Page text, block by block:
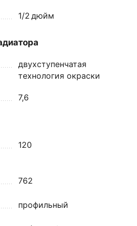
1/2 дюйм
двухступенчатая
технология окраски
7,6
120
762
профильный